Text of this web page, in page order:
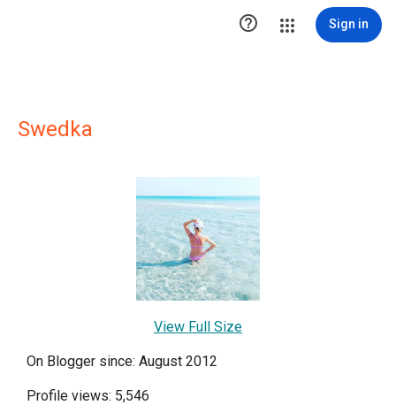
 Sign in
Swedka
View Full Size
On Blogger since: August 2012
Profile views: 5,546